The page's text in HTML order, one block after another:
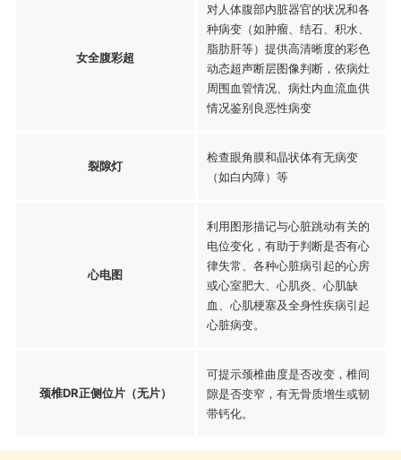
女全腹彩超
对人体腹部内脏器官的状况和各
种病变（如肿瘤、结石、积水、
脂肪肝等）提供高清晰度的彩色
动态超声断层图像判断，依病灶
周围血管情况、病灶内血流血供
情况鉴别良恶性病变
裂隙灯
检查眼角膜和晶状体有无病变
（如白内障）等
心电图
利用图形描记与心脏跳动有关的
电位变化，有助于判断是否有心
律失常、各种心脏病引起的心房
或心室肥大、心肌炎、心肌缺
血、心肌梗塞及全身性疾病引起
心脏病变。
颈椎DR正侧位片（无片）
可提示颈椎曲度是否改变，椎间
隙是否变窄，有无骨质增生或韧
带钙化。